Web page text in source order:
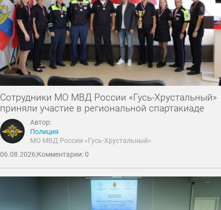
Сотрудники МО МВД России «Гусь-Хрустальный»
приняли участие в региональной спартакиаде
Автор:
Полиция
МО МВД России «Гусь-Хрустальный»
06.08.2026|Комментарии: 0